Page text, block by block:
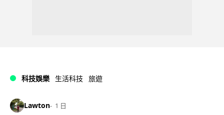
科技娛樂 生活科技 旅遊
Lawton 1 日